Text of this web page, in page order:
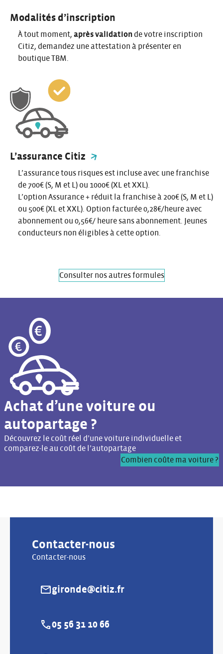
Modalités d’inscription
À tout moment, après validation de votre inscription
Citiz, demandez une attestation à présenter en
boutique TBM.
L’assurance Citiz
L’assurance tous risques est incluse avec une franchise
de 700€ (S, M et L) ou 1000€ (XL et XXL).
L’option Assurance + réduit la franchise à 200€ (S, M et L)
ou 500€ (XL et XXL). Option facturée 0,28€/heure avec
abonnement ou 0,56€/ heure sans abonnement. Jeunes
conducteurs non éligibles à cette option.
Consulter nos autres formules
Achat d’une voiture ou
autopartage ?
Découvrez le coût réel d’une voiture individuelle et
comparez-le au coût de l’autopartage
Combien coûte ma voiture ?
Contacter-nous
Contacter-nous
E-mail :gironde@citiz.fr
Téléphone :
05 56 31 10 66